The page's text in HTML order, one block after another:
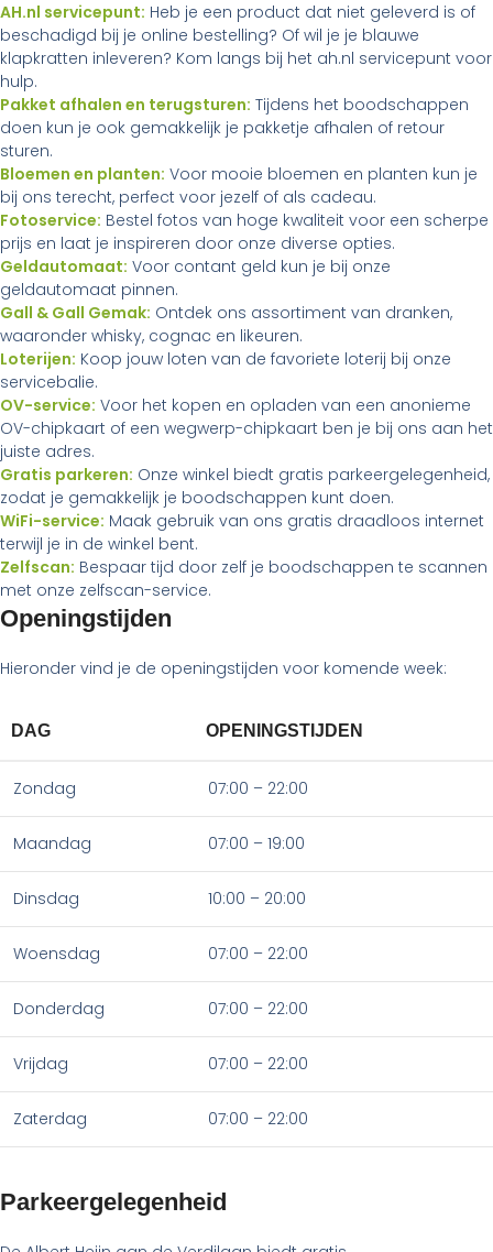
AH.nl servicepunt: Heb je een product dat niet geleverd is of
beschadigd bij je online bestelling? Of wil je je blauwe
klapkratten inleveren? Kom langs bij het ah.nl servicepunt voor
hulp.
Pakket afhalen en terugsturen: Tijdens het boodschappen
doen kun je ook gemakkelijk je pakketje afhalen of retour
sturen.
Bloemen en planten: Voor mooie bloemen en planten kun je
bij ons terecht, perfect voor jezelf of als cadeau.
Fotoservice: Bestel fotos van hoge kwaliteit voor een scherpe
prijs en laat je inspireren door onze diverse opties.
Geldautomaat: Voor contant geld kun je bij onze
geldautomaat pinnen.
Gall & Gall Gemak: Ontdek ons assortiment van dranken,
waaronder whisky, cognac en likeuren.
Loterijen: Koop jouw loten van de favoriete loterij bij onze
servicebalie.
OV-service: Voor het kopen en opladen van een anonieme
OV-chipkaart of een wegwerp-chipkaart ben je bij ons aan het
juiste adres.
Gratis parkeren: Onze winkel biedt gratis parkeergelegenheid,
zodat je gemakkelijk je boodschappen kunt doen.
WiFi-service: Maak gebruik van ons gratis draadloos internet
terwijl je in de winkel bent.
Zelfscan: Bespaar tijd door zelf je boodschappen te scannen
met onze zelfscan-service.
Openingstijden
Hieronder vind je de openingstijden voor komende week:
DAG OPENINGSTIJDEN
Zondag 07:00 – 22:00
Maandag 07:00 – 19:00
Dinsdag 10:00 – 20:00
Woensdag 07:00 – 22:00
Donderdag 07:00 – 22:00
Vrijdag 07:00 – 22:00
Zaterdag 07:00 – 22:00
Parkeergelegenheid